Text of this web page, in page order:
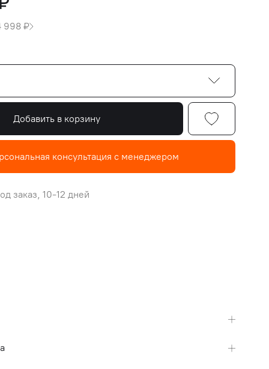
998 ₽
Добавить в корзину
консультация с менеджером
заказ, 10-12 дней